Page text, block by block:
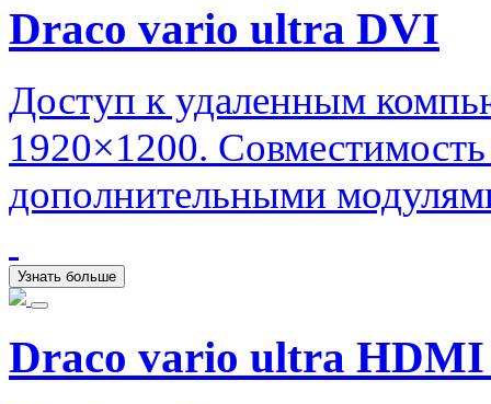
Draco vario ultra DVI
Доступ к удаленным
1920×1200.
дополнительными
Узнать больше
Draco vario ultra HDMI